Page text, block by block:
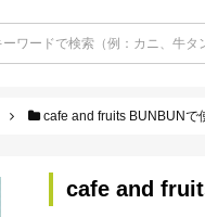
cafe and fruits BUNBUNで
cafe and